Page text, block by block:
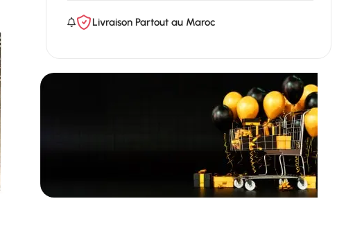
Livraison Partout au Maroc